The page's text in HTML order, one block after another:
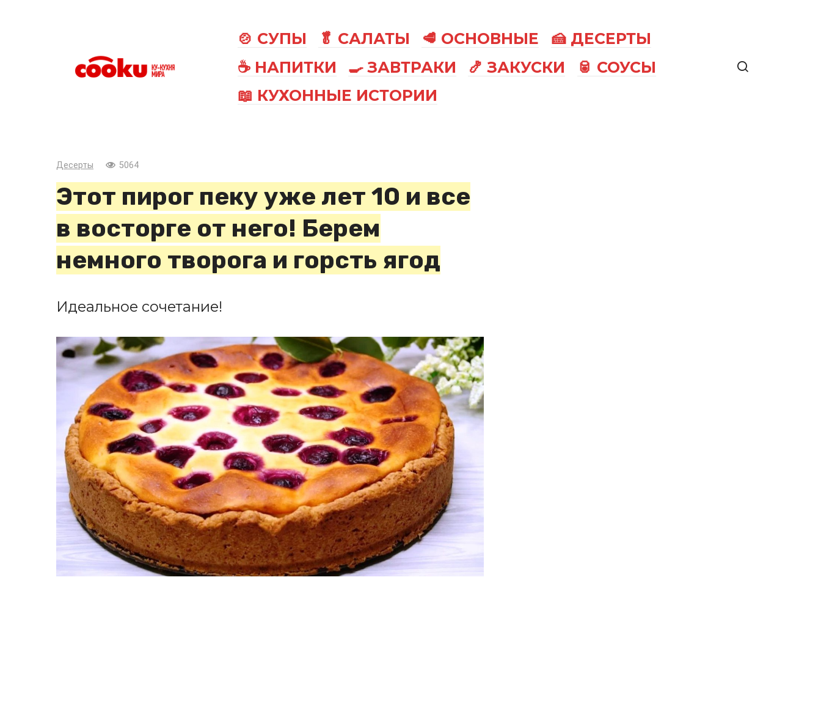
🍲 СУПЫ 🥬 САЛАТЫ 🥩 ОСНОВНЫЕ
🍰 ДЕСЕРТЫ
☕ НАПИТКИ
🍳 ЗАВТРАКИ 🍤 ЗАКУСКИ
🥫 СОУСЫ
📖 КУХОННЫЕ ИСТОРИИ
Десерты 5064
Этот пирог пеку уже лет 10 и все
в восторге от него! Берем
немного творога и горсть ягод
Идеальное сочетание!